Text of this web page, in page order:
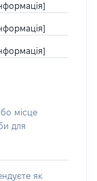
місце
для
як